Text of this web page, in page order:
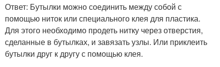
Ответ: Бутылки можно соединить между собой с
помощью ниток или специального клея для пластика.
Для этого необходимо продеть нитку через отверстия,
сделанные в бутылках, и завязать узлы. Или приклеить
бутылки друг к другу с помощью клея.